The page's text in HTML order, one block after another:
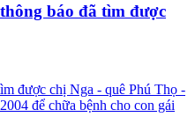
báo đã tìm được
được chị Nga - quê Phú Thọ -
để chữa bệnh cho con gái